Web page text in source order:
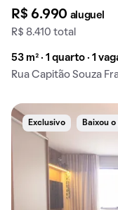
R$ 6.990 aluguel
R$ 8.410 total
53 m² · 1 quarto · 1
Rua Capitão Souza
Exclusivo Baixou